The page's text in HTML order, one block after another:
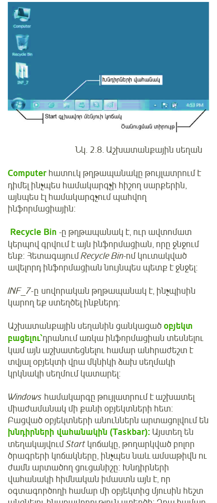
Նկ. 2.8. Աշխատանքային սեղան
Computer հատուկ թղթապանակը թույլատրում է
դիմել ինչպես համակարգչի հիշող սարքերին,
այնպես էլ համակարգչում պահվող
ինֆորմացիային։
Recycle Bin -ը թղթապանակ է, ուր ավտոմատ
կերպով գրվում է այն ինֆորմացիան, որը ջնջում
ենք։ ՀետագայումRecycle Bin-ոմ կուտակված
ավելորդ ինֆորմացիան նույնպես պետք է ջնջել։
INF_7-ը սովորական թղթապանակ է, ինչպիսին
կարող եք ստեղծել ինքներդ։
Աշխատանքային սեղանին ցանկացած օբյեկտ
բացելու՝դրանում առկա ինֆորմացիան տեսնելու
կամ այն աշխատեցնելու համար անհրաժեշտ է
տվյալ օբյեկտի վրա մկնիկի ձախ սեղմակի
կրկնակի սեղմում կատարել։
Windows համակարգը թույլատրում է աշխատել
միաժամանակ մի քանի օբյեկտների հետ։
Բացված օբյեկտների անուններն արտացոլվում են
խնդիրների վահանակին (Taskbar): Այստեղ են
տեղակայվումStart կոճակը, թողարկված բոլոր
ծրագրերի կոճակները, ինչպես նաև ամսաթիվն ու
ժամն արտածող ցուցանիշը։ Խնդիրների
վահանակի հիմնական իմաստն այն է, որ
օգտագործողի համար մի օբյեկտից մյուսին հեշտ